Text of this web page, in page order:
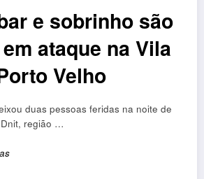
e sobrinho são
ataque na Vila
Velho
duas pessoas feridas na noite de
região …